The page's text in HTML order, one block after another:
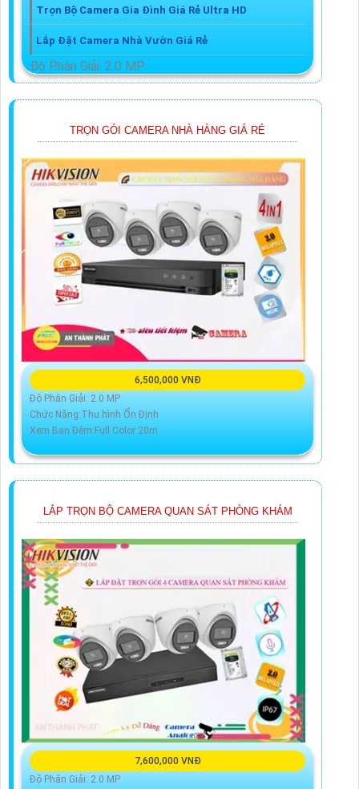
Trọn Bộ Camera Gia Đình Giá Rẻ Ultra HD
Lắp Đặt Camera Nhà Vườn Giá Rẻ
Độ Phân Giải: 2.0 MP
Chức Năng:Thu Âm
TRỌN GÓI CAMERA NHÀ HÀNG GIÁ RẺ
6,500,000 VNĐ
Độ Phân Giải: 2.0 MP
Chức Năng:Thu hình Ổn Định
Xem Ban Đêm:Full Color 20m
LẮP TRỌN BỘ CAMERA QUAN SÁT PHÒNG KHÁM
7,600,000 VNĐ
Độ Phân Giải: 2.0 MP